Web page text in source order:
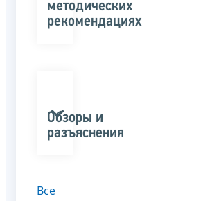
методических
рекомендациях
Обзоры и
разъяснения
Все